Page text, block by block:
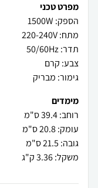
מפרט טכני
הספק: 1500W
מתח: 220-240V
תדר: 50/60Hz
צבע: קרם
גימור: מבריק
מימדים
רוחב: 39.4 ס"מ
עומק: 20.8 ס"מ
גובה: 21.5 ס"מ
משקל: 3.36 ק"ג